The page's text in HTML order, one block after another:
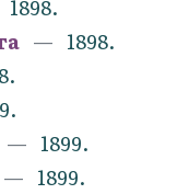
1898.
1898.
1899.
1899.